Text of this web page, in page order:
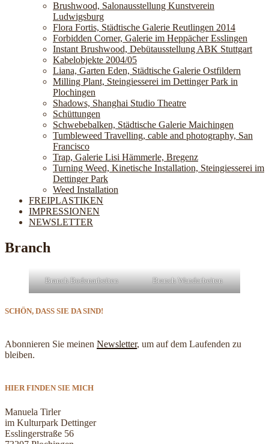
Brushwood, Salonausstellung Kunstverein
Ludwigsburg
Flora Fortis, Städtische Galerie Reutlingen 2014
Forbidden Corner, Galerie im Heppächer Esslingen
Instant Brushwood, Debütausstellung ABK Stuttgart
Kabelobjekte 2004/05
Liana, Garten Eden, Städtische Galerie Ostfildern
Milling Plant, Steingiesserei im Dettinger Park in
Plochingen
Shadows, Shanghai Studio Theatre
Schüttungen
Schwebebalken, Städtische Galerie Maichingen
Tumbleweed Travelling, cable and photography, San
Francisco
Trap, Galerie Lisi Hämmerle, Bregenz
Turning Weed, Kinetische Installation, Steingiesserei im
Dettinger Park
Weed Installation
FREIPLASTIKEN
IMPRESSIONEN
NEWSLETTER
Branch
Branch Bodenarbeiten Branch Wandarbeiten
SCHÖN, DASS SIE DA SIND!
Abonnieren Sie meinen Newsletter, um auf dem Laufenden zu
bleiben.
HIER FINDEN SIE MICH
Manuela Tirler
im Kulturpark Dettinger
Esslingerstraße 56